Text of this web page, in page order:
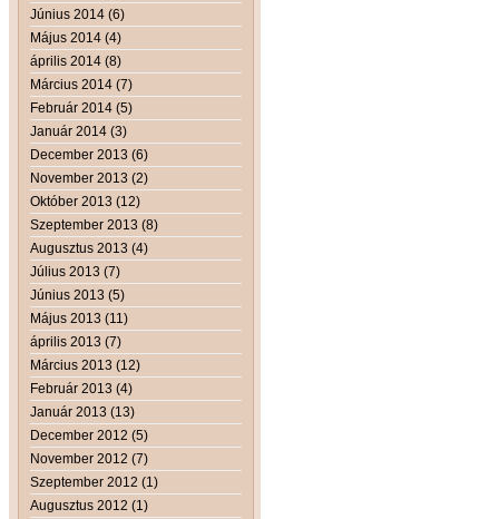
Június 2014 (6)
Május 2014 (4)
április 2014 (8)
Március 2014 (7)
Február 2014 (5)
Január 2014 (3)
December 2013 (6)
November 2013 (2)
Október 2013 (12)
Szeptember 2013 (8)
Augusztus 2013 (4)
Július 2013 (7)
Június 2013 (5)
Május 2013 (11)
április 2013 (7)
Március 2013 (12)
Február 2013 (4)
Január 2013 (13)
December 2012 (5)
November 2012 (7)
Szeptember 2012 (1)
Augusztus 2012 (1)